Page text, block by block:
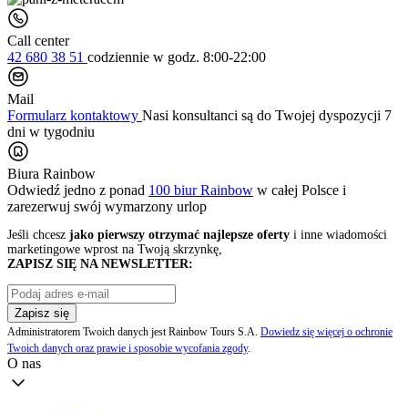
Call center
42 680 38 51 codziennie w godz. 8:00-22:00
Mail
Formularz kontaktowy Nasi konsultanci są do Twojej dyspozycji 7
dni w tygodniu
Biura Rainbow
Odwiedź jedno z ponad 100 biur Rainbow w całej Polsce i
zarezerwuj swój wymarzony urlop
Jeśli chcesz jako pierwszy otrzymać najlepsze oferty i inne wiadomości
marketingowe wprost na Twoją skrzynkę,
ZAPISZ SIĘ NA NEWSLETTER:
Zapisz się
Administratorem Twoich danych jest Rainbow Tours S.A. Dowiedz się więcej o ochronie
Twoich danych oraz prawie i sposobie wycofania zgody.
O nas